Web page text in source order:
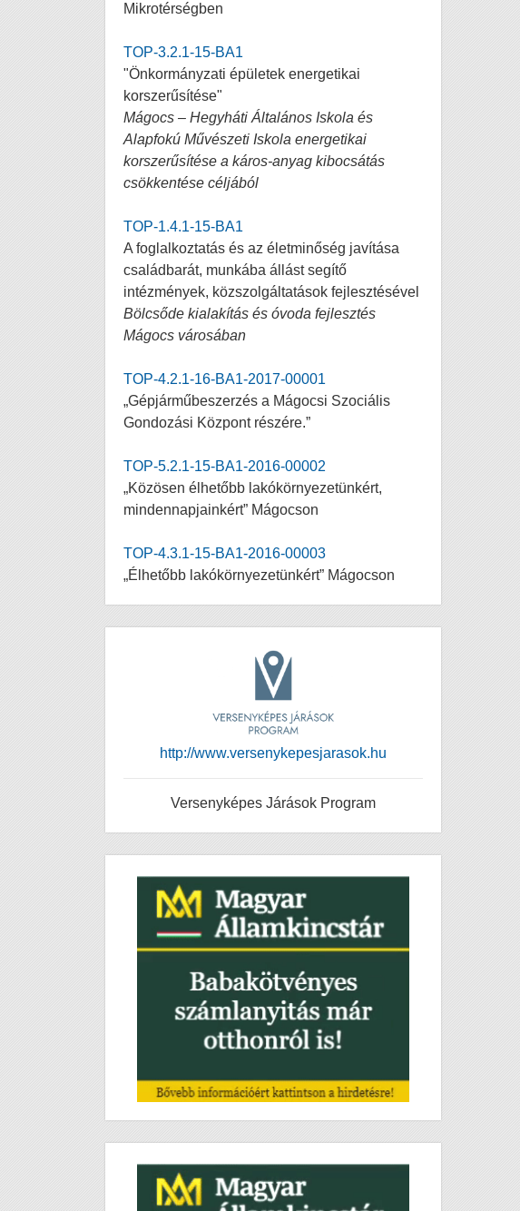
Mikrotérségben
TOP-3.2.1-15-BA1
"Önkormányzati épületek energetikai
korszerűsítése"
Mágocs – Hegyháti Általános Iskola és
Alapfokú Művészeti Iskola energetikai
korszerűsítése a káros-anyag kibocsátás
csökkentése céljából
TOP-1.4.1-15-BA1
A foglalkoztatás és az életminőség javítása
családbarát, munkába állást segítő
intézmények, közszolgáltatások fejlesztésével
Bölcsőde kialakítás és óvoda fejlesztés
Mágocs városában
TOP-4.2.1-16-BA1-2017-00001
„Gépjárműbeszerzés a Mágocsi Szociális
Gondozási Központ részére.”
TOP-5.2.1-15-BA1-2016-00002
„Közösen élhetőbb lakókörnyezetünkért,
mindennapjainkért” Mágocson
TOP-4.3.1-15-BA1-2016-00003
„Élhetőbb lakókörnyezetünkért” Mágocson
http://www.versenykepesjarasok.hu
Versenyképes Járások Program